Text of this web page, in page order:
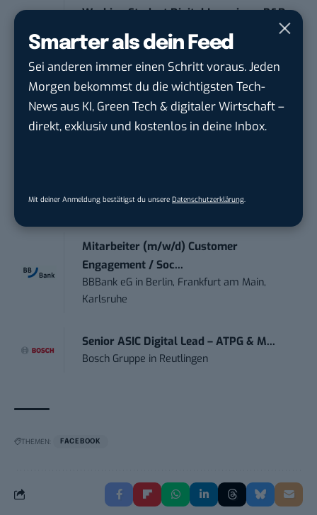
Smarter als dein Feed
Sei anderen immer einen Schritt voraus. Jeden
Morgen bekommst du die wichtigsten Tech-
News aus KI, Green Tech & digitaler Wirtschaft –
direkt, exklusiv und kostenlos in deine Inbox.
Mit deiner Anmeldung bestätigst du unsere Datenschutzerklärung
Working Student Digital Learning – R&D
BrainlabinMunich
Contentmanager (m/w/d) in Teilzeit (25-
30 Std.)
TECVIA Media GmbHinMünchen
ALFIX GmbHinGroßschirma bei Freiberg
Mitarbeiter (m/w/d) Customer
Engagement / Soc...
BBBank eG in Berlin, Frankfurt am Main,
Karlsruhe
Senior ASIC Digital Lead – ATPG & M...
Bosch Gruppe in Reutlingen
THEMEN: FACEBOOK